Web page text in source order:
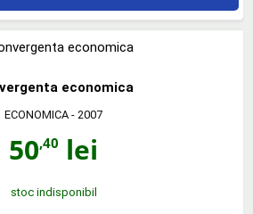
economica
ECONOMICA - 2007
50,40 lei
stoc indisponibil